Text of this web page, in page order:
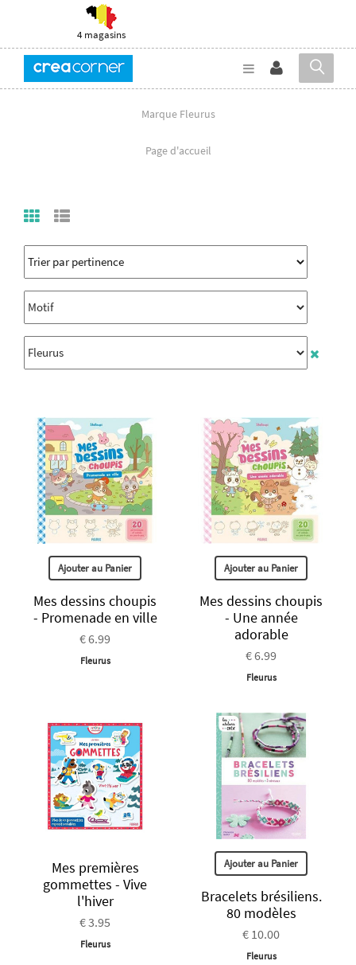
4 magasins
Marque Fleurus
Page d'accueil
Ajouter au Panier
Mes dessins choupis
- Promenade en ville
€ 6.99
Fleurus
Ajouter au Panier
Mes dessins choupis
- Une année
adorable
€ 6.99
Fleurus
Mes premières
gommettes - Vive
l'hiver
€ 3.95
Fleurus
Ajouter au Panier
Bracelets brésiliens.
80 modèles
€ 10.00
Fleurus